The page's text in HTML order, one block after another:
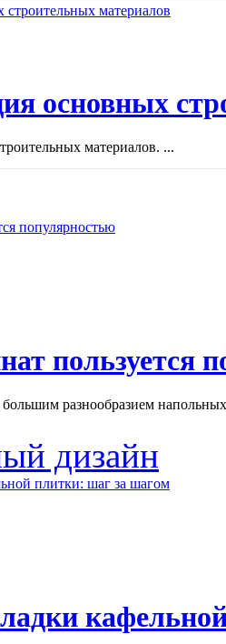
основных
материалов. ...
пользуется
разнообразием
дизайн